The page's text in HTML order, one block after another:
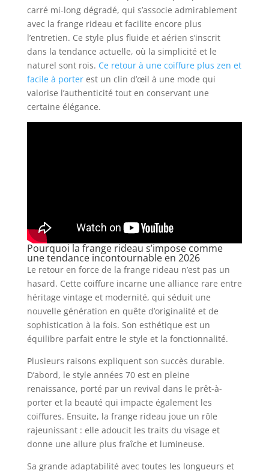
carré mi-long dégradé, qui s’associe admirablement
avec la frange rideau et facilite encore plus
l’entretien. Ce style plus fluide et aérien s’inscrit
dans la tendance actuelle, où la simplicité et le
naturel sont rois. Ce retour à une coiffure plus zen et
facile à porterest un clin d’œil à une mode qui
valorise l’authenticité tout en conservant une
certaine élégance.
Pourquoi la frange rideau s’impose comme
une tendance incontournable en 2026
Le retour en force de la frange rideau n’est pas un
hasard. Cette coiffure incarne une alliance rare entre
héritage vintage et modernité, qui séduit une
nouvelle génération en quête d’originalité et de
sophistication à la fois. Son esthétique est un
équilibre parfait entre le style et la fonctionnalité.
Plusieurs raisons expliquent son succès durable.
D’abord, le style années 70 est en pleine
renaissance, porté par un revival dans le prêt-à-
porter et la beauté qui impacte également les
coiffures. Ensuite, la frange rideau joue un rôle
rajeunissant : elle adoucit les traits du visage et
donne une allure plus fraîche et lumineuse.
Sa grande adaptabilité avec toutes les longueurs et